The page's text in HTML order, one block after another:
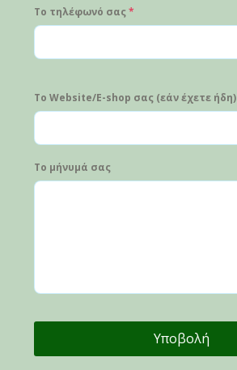
Το τηλέφωνό σας *
Το Website/E-shop σας (εάν έχετε ήδη)
Το μήνυμά σας
Υποβολή